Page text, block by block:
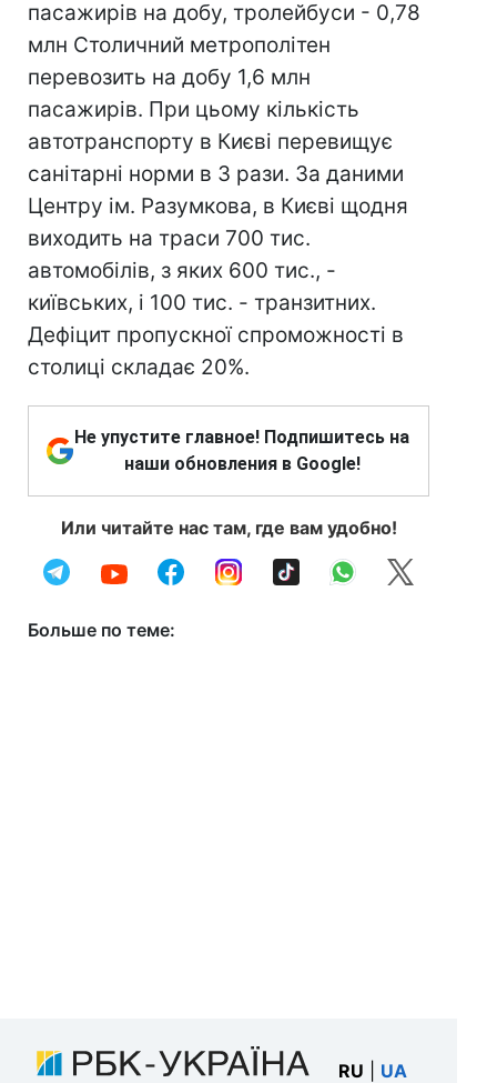
пасажирів на добу, тролейбуси - 0,78
млн Столичний метрополітен
перевозить на добу 1,6 млн
пасажирів. При цьому кількість
автотранспорту в Києві перевищує
санітарні норми в 3 рази. За даними
Центру ім. Разумкова, в Києві щодня
виходить на траси 700 тис.
автомобілів, з яких 600 тис., -
київських, і 100 тис. - транзитних.
Дефіцит пропускної спроможності в
столиці складає 20%.
Не упустите главное! Подпишитесь на
наши обновления в Google!
Или читайте нас там, где вам удобно!
Больше по теме:
RU UA